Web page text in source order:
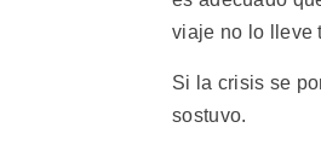
viaje no lo lleve
Si la crisis se
sostuvo.